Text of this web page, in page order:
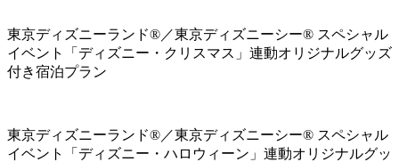
東京ディズニーランド®／東京ディズニーシー® スペシャル
イベント「ディズニー・クリスマス」連動オリジナルグッズ
付き宿泊プラン
東京ディズニーランド®／東京ディズニーシー® スペシャル
イベント「ディズニー・ハロウィーン」連動オリジナルグッ